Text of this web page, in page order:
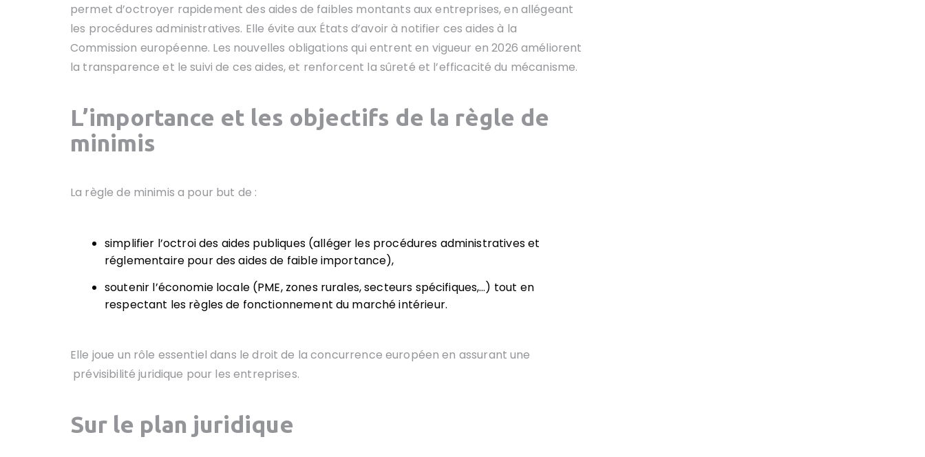
permet d’octroyer rapidement des aides de faibles montants aux entreprises, en allégeant
les procédures administratives. Elle évite aux États d’avoir à notifier ces aides à la
Commission européenne. Les nouvelles obligations qui entrent en vigueur en 2026 améliorent
la transparence et le suivi de ces aides, et renforcent la sûreté et l’efficacité du mécanisme.
L’importance et les objectifs de la règle de
minimis
La règle de minimis a pour but de :
simplifier l’octroi des aides publiques (alléger les procédures administratives et
réglementaire pour des aides de faible importance),
soutenir l’économie locale (PME, zones rurales, secteurs spécifiques,…) tout en
respectant les règles de fonctionnement du marché intérieur.
Elle joue un rôle essentiel dans le droit de la concurrence européen en assurant une
prévisibilité juridique pour les entreprises.
Sur le plan juridique